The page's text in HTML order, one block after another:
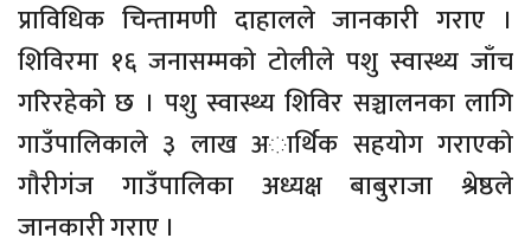
प्राविधिक चिन्तामणी दाहालले जानकारी गराए ।
शिविरमा १६ जनासम्मकाे टाेलीले पशु स्वास्थ्य जाँच
गरिरहेकाे छ । पशु स्वास्थ्य शिविर सञ्चालनका लागि
गाउँपालिकाले ३ लाख अार्थिक सहयाेग गराएकाे
गाैरीगंज गाउँपालिका अध्यक्ष बाबुराजा श्रेष्ठले
जानकारी गराए ।